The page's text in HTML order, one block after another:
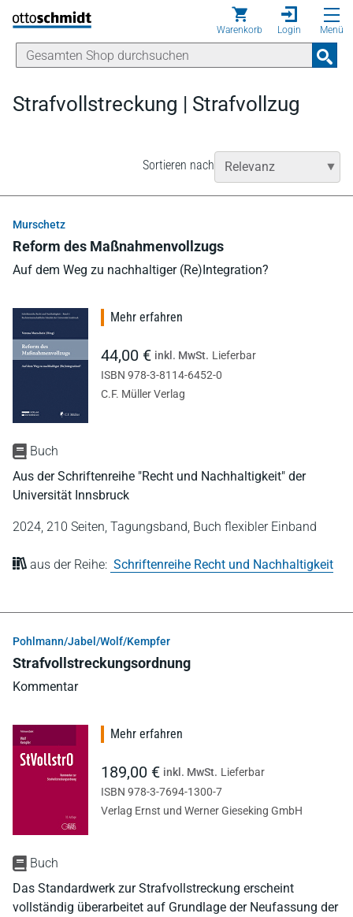
Direkt zum Inhalt
Warenkorb Login Menü
Strafvollstreckung | Strafvollzug
Sortieren nach
Murschetz
Reform des Maßnahmenvollzugs
Auf dem Weg zu nachhaltiger (Re)Integration?
Buch
Aus der Schriftenreihe "Recht und Nachhaltigkeit" der
Universität Innsbruck
2024, 210 Seiten, Tagungsband, Buch flexibler Einband
aus der Reihe: Schriftenreihe Recht und Nachhaltigkeit
Mehr erfahren
44,00 € inkl. MwSt. Lieferbar
ISBN 978-3-8114-6452-0
C.F. Müller Verlag
Pohlmann/Jabel/Wolf/Kempfer
Strafvollstreckungsordnung
Kommentar
Buch
Das Standardwerk zur Strafvollstreckung erscheint
vollständig überarbeitet auf Grundlage der Neufassung der
Mehr erfahren
189,00 € inkl. MwSt. Lieferbar
ISBN 978-3-7694-1300-7
Verlag Ernst und Werner Gieseking GmbH